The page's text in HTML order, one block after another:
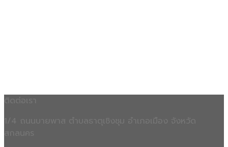
1/4 ถนนบายพาส ตำบลธาตุเชิงชุม อำเภอเมือง จังหวัด